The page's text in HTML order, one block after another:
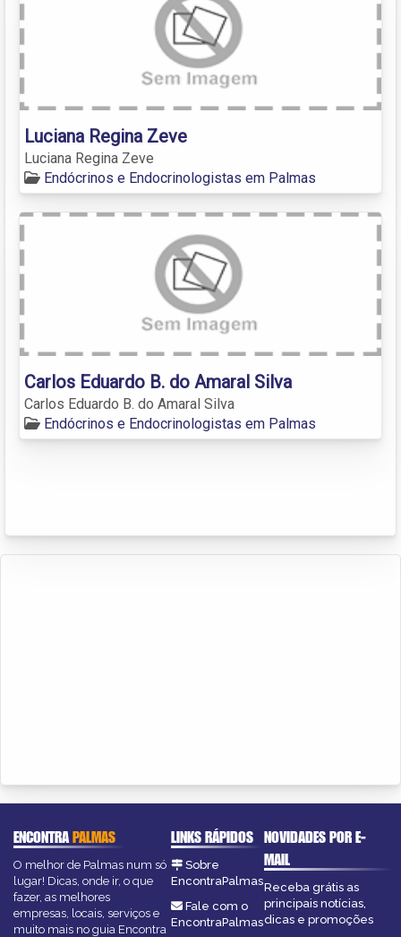
Luciana Regina Zeve
Luciana Regina Zeve
Endócrinos e Endocrinologistas em Palmas
Carlos Eduardo B. do Amaral Silva
Carlos Eduardo B. do Amaral Silva
Endócrinos e Endocrinologistas em Palmas
ENCONTRAPALMAS
O melhor de Palmas num só
lugar! Dicas, onde ir, o que
fazer, as melhores
empresas, locais, serviços e
muito mais no guia Encontra
LINKS RÁPIDOS
Sobre
EncontraPalmas
Fale com o
EncontraPalmas
NOVIDADES POR E-
MAIL
Receba grátis as
principais notícias,
dicas e promoções